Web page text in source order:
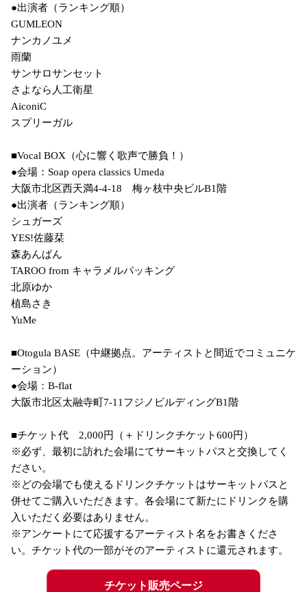
●出演者（ランキング順）
GUMLEON
ナンカノユメ
雨蘭
サンサロサンセット
さよなら人工衛星
AiconiC
スプリーガル
■Vocal BOX（心に響く歌声で勝負！）
●会場：Soap opera classics Umeda
大阪市北区西天満4-4-18　梅ヶ枝中央ビルB1階
●出演者（ランキング順）
シュガーズ
YES!佐藤栞
森あんぱん
TAROO from キャラメルパッキング
北原ゆか
植島さき
YuMe
■Otogula BASE（中継拠点。アーティストと間近でコミュニケ
ーション）
●会場：B-flat
大阪市北区太融寺町7-11フジノビルディングB1階
■チケット代　2,000円（＋ドリンクチケット600円）
※必ず、最初に訪れた会場にてサーキットパスと交換してく
ださい。
※どの会場でも使えるドリンクチケットはサーキットパスと
併せてご購入いただきます。各会場にて新たにドリンクを購
入いただく必要はありません。
※アンケートにて応援するアーティスト名をお書きくださ
い。チケット代の一部がそのアーティストに還元されます。
チケット販売ページ